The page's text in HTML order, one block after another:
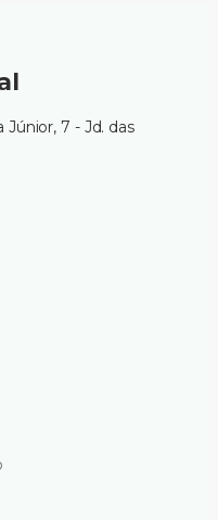
Júnior, 7 - Jd. das